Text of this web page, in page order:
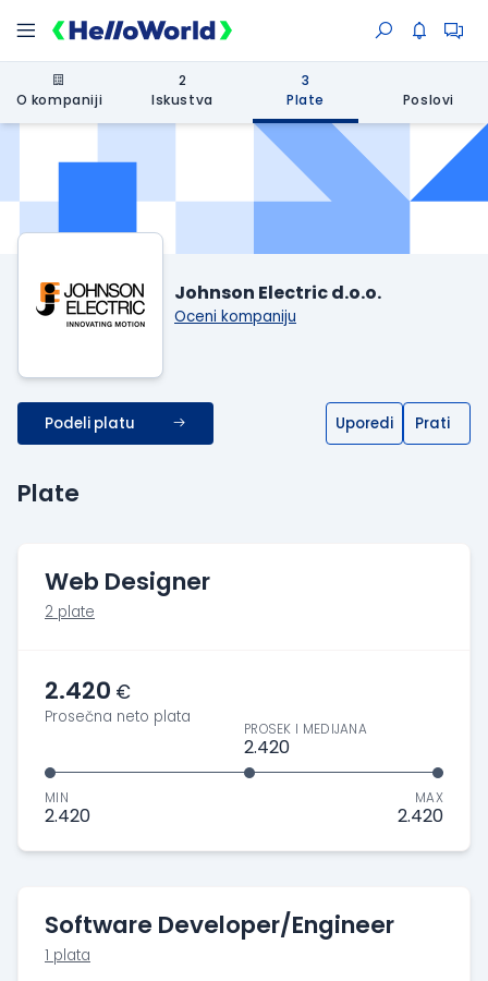
O kompaniji
2
Iskustva
3
Plate
Poslovi
Johnson Electric d.o.o.
Oceni kompaniju
Podeli platu Uporedi Prati
Plate
Web Designer
2 plate
2.420 €
Prosečna neto plata
MIN
2.420
PROSEK I MEDIJANA
2.420
MAX
2.420
Software Developer/Engineer
1 plata